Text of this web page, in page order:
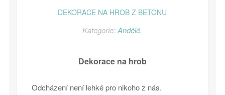
DEKORACE NA HROB Z BETONU
Kategorie:Andělé,
Dekorace na hrob
Odcházení není lehké pro nikoho z nás.